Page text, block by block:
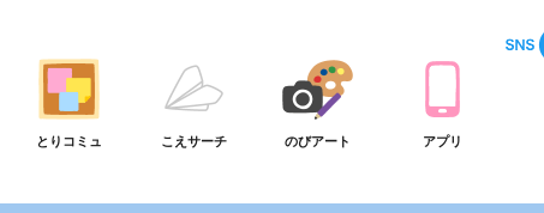
とりコミュ こえサーチ のびアート アプリ